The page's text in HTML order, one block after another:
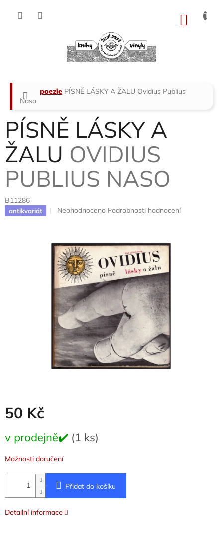
Domů
poezie PÍSNĚ LÁSKY A ŽALU Ovidius Publius
Naso
PÍSNĚ LÁSKY A
ŽALU OVIDIUS
PUBLIUS NASO
B11286
antikvariát
Průměrné
0,0
z
5
hvězdiček.
Neohodnoceno Podrobnosti hodnocení
50 Kč
cena:
v prodejně✔️ (1 ks)
Možnosti doručení
Přidat do košíku
Detailní informace